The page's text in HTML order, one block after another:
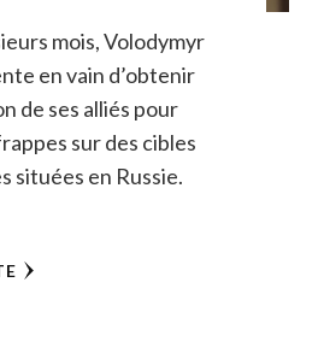
mois, Volodymyr
en vain d’obtenir
de ses alliés pour
sur des cibles
situées en Russie.